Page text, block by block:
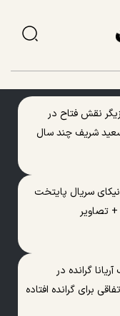
نقش فتاح در
شریف چند سال
سریال پایتخت
گرانده در
برای گرانده افتاده